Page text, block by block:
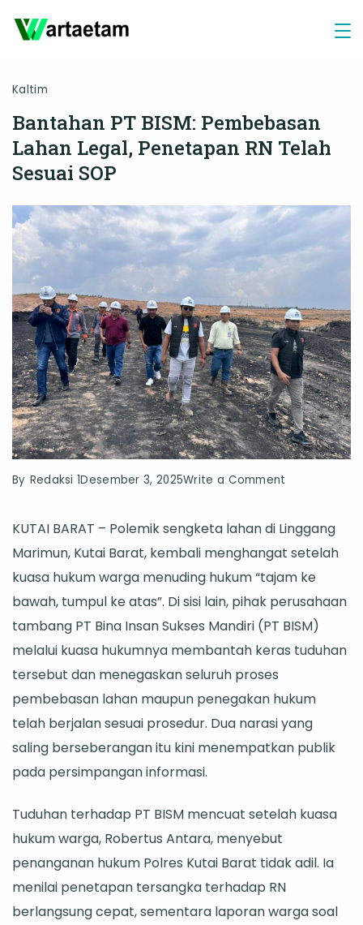
Kaltim
Bantahan PT BISM: Pembebasan
Lahan Legal, Penetapan RN Telah
Sesuai SOP
By Redaksi 1Desember 3, 2025Write a Comment
PT
BISM:
Pembebasan
Lahan
Legal,
Penetapan
Telah
Sesuai
SOP
KUTAI BARAT – Polemik sengketa lahan di Linggang
Marimun, Kutai Barat, kembali menghangat setelah
kuasa hukum warga menuding hukum “tajam ke
bawah, tumpul ke atas”. Di sisi lain, pihak perusahaan
tambang PT Bina Insan Sukses Mandiri (PT BISM)
melalui kuasa hukumnya membantah keras tuduhan
tersebut dan menegaskan seluruh proses
pembebasan lahan maupun penegakan hukum
telah berjalan sesuai prosedur. Dua narasi yang
saling berseberangan itu kini menempatkan publik
pada persimpangan informasi.
Tuduhan terhadap PT BISM mencuat setelah kuasa
hukum warga, Robertus Antara, menyebut
penanganan hukum Polres Kutai Barat tidak adil. Ia
menilai penetapan tersangka terhadap RN
berlangsung cepat, sementara laporan warga soal